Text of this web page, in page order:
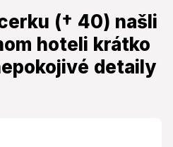
(† 40) našli
hoteli krátko
detaily
(† 40) našli
hoteli krátko po
detaily z